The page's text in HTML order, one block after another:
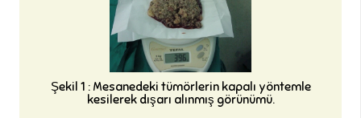
Şekil 1 : Mesanedeki tümörlerin kapalı yöntemle
kesilerek dışarı alınmış görünümü.